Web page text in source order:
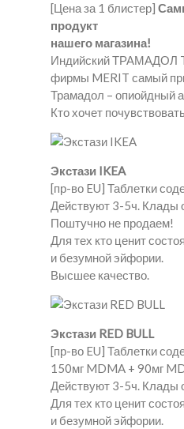
[Цена за 1 блистер]
продукт
нашего магазина!
Индийский ТРАМАДОЛ
фирмы MERIT самый
Трамадол – опиойдный
Кто хочет
Экстази IKEA
[пр-во EU] Таблетки
Действуют 3-5ч. Клады
Поштучно не продаем!
Для тех кто ценит
и безумной эйфории.
Высшее качество.
Экстази RED BULL
[пр-во EU] Таблетки
150мг MDMA + 90мг
Действуют 3-5ч. Клады
Для тех кто ценит
и безумной эйфории.